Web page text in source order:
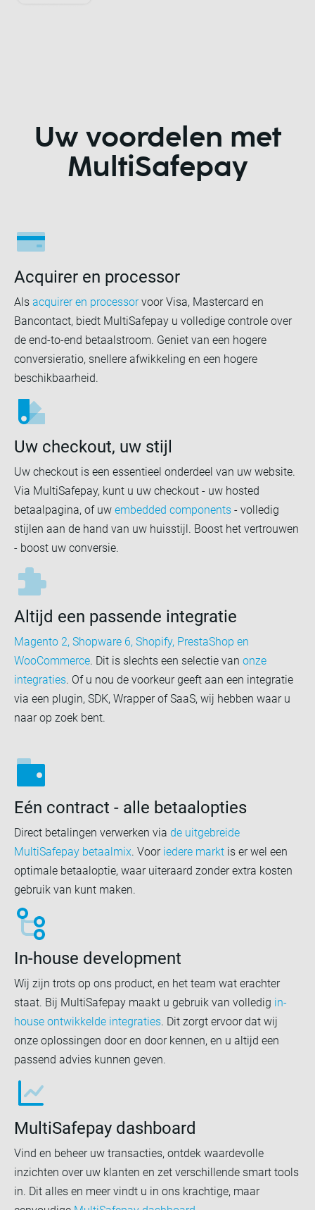
Uw voordelen met
MultiSafepay
Acquirer en processor
Als acquirer en processorvoor Visa, Mastercard en
Bancontact, biedt MultiSafepay u volledige controle over
de end-to-end betaalstroom. Geniet van een hogere
conversieratio, snellere afwikkeling en een hogere
beschikbaarheid.
Uw checkout, uw stijl
Uw checkout is een essentieel onderdeel van uw website.
Via MultiSafepay, kunt u uw checkout - uw hosted
betaalpagina, of uw embedded components - volledig
stijlen aan de hand van uw huisstijl. Boost het vertrouwen
- boost uw conversie.
Altijd een passende integratie
Magento 2, Shopware 6, Shopify, PrestaShop en
WooCommerce. Dit is slechts een selectie van onze
integraties. Of u nou de voorkeur geeft aan een integratie
via een plugin, SDK, Wrapper of SaaS, wij hebben waar u
naar op zoek bent.
Eén contract - alle betaalopties
Direct betalingen verwerken via de uitgebreide
MultiSafepay betaalmix. Voor iedere markt is er wel een
optimale betaaloptie, waar uiteraard zonder extra kosten
gebruik van kunt maken.
In-house development
Wij zijn trots op ons product, en het team wat erachter
staat. Bij MultiSafepay maakt u gebruik van volledig in-
house ontwikkelde integraties. Dit zorgt ervoor dat wij
onze oplossingen door en door kennen, en u altijd een
passend advies kunnen geven.
MultiSafepay dashboard
Vind en beheer uw transacties, ontdek waardevolle
inzichten over uw klanten en zet verschillende smart tools
in. Dit alles en meer vindt u in ons krachtige, maar